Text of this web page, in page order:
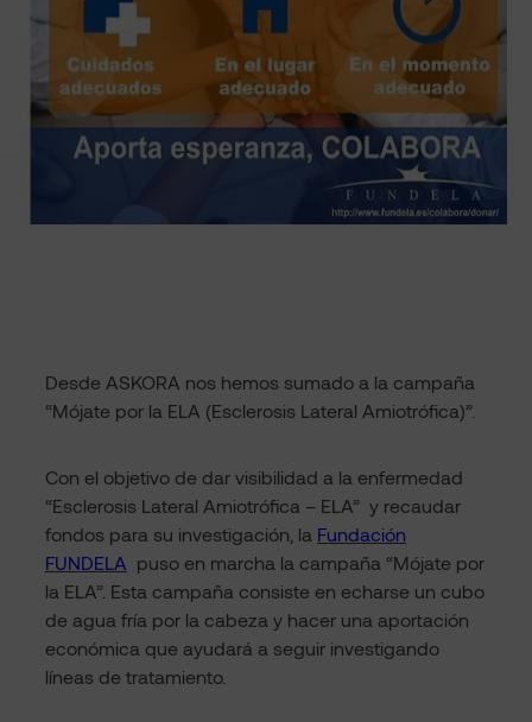
Desde ASKORA nos hemos sumado a la campaña
“Mójate por la ELA (Esclerosis Lateral Amiotrófica)”.
Con el objetivo de dar visibilidad a la enfermedad
“Esclerosis Lateral Amiotrófica – ELA” y recaudar
fondos para su investigación, la Fundación
FUNDELA puso en marcha la campaña “Mójate por
la ELA”. Esta campaña consiste en echarse un cubo
de agua fría por la cabeza y hacer una aportación
económica que ayudará a seguir investigando
líneas de tratamiento.